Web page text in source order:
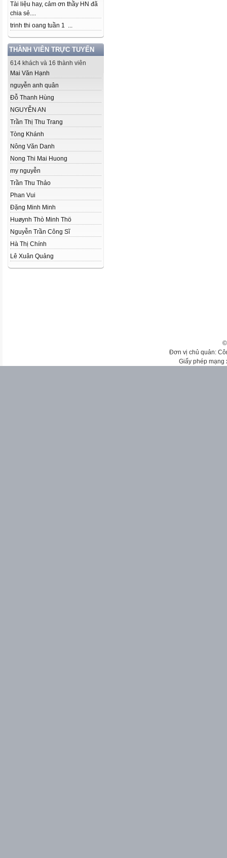
Tài liệu hay, cảm ơn thầy HN đã
chia sẻ....
trinh thi oang tuần 1 ...
THÀNH VIÊN TRỰC TUYẾN
614 khách và 16 thành viên
Mai Văn Hạnh
nguyễn anh quân
Đỗ Thanh Hùng
NGUYỄN AN
Trần Thị Thu Trang
Tòng Khánh
Nông Văn Danh
Nong Thi Mai Huong
my nguyễn
Trần Thu Thảo
Phan Vui
Đặng Minh Minh
Huøynh Thò Minh Thö
Nguyễn Trần Công Sĩ
Hà Thị Chính
Lê Xuân Quảng
Đơn vị chủ quản:
Giấy phép mạng